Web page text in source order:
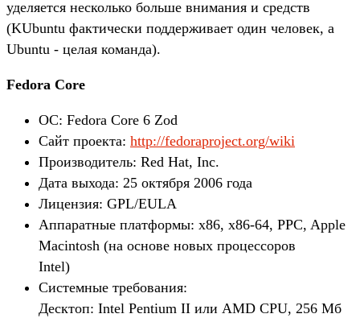
уделяется несколько больше внимания и средств
(KUbuntu фактически поддерживает один человек, а
Ubuntu - целая команда).
Fedora Core
ОС: Fedora Core 6 Zod
Сайт проекта: http://fedoraproject.org/wiki
Производитель: Red Hat, Inc.
Дата выхода: 25 октября 2006 года
Лицензия: GPL/EULA
Аппаратные платформы: x86, x86-64, PPC, Apple
Macintosh (на основе новых процессоров
Intel)
Системные требования:
Десктоп: Intel Pentium II или AMD CPU, 256 Mб